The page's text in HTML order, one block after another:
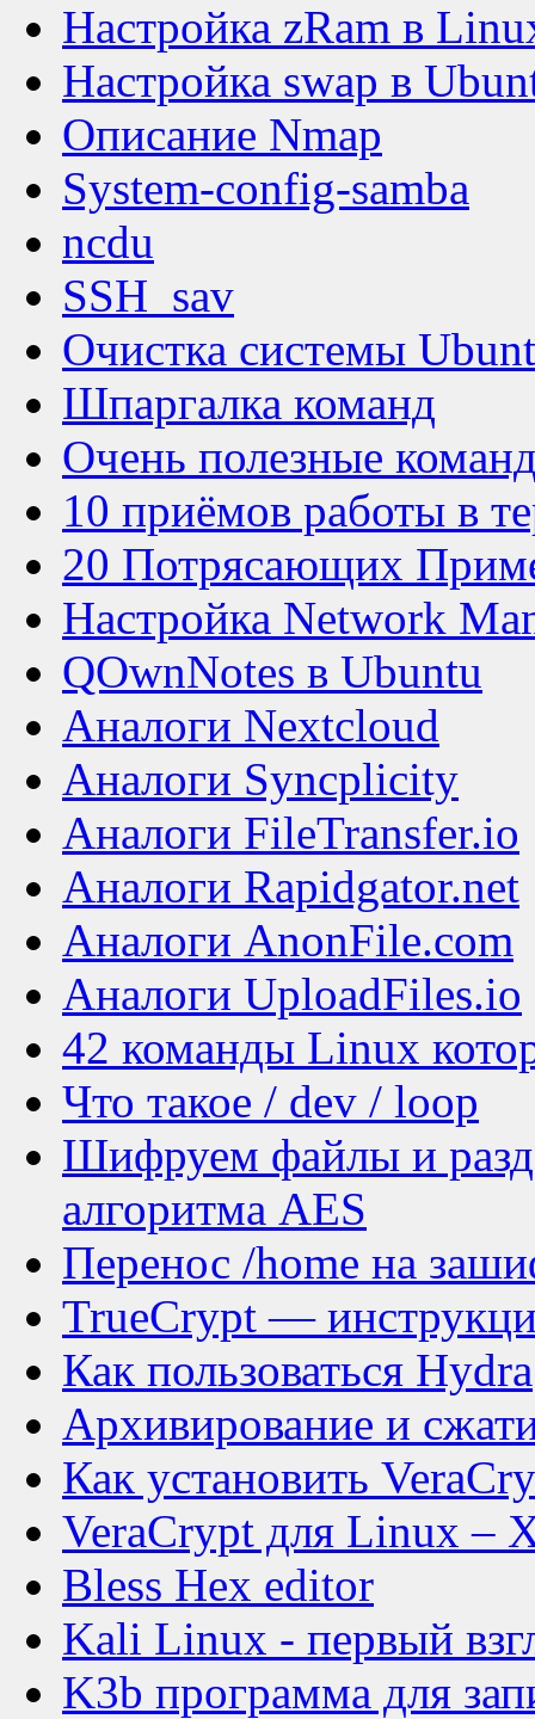
Настройка zRam в
Настройка swap в
Описание Nmap
System-config-samba
ncdu
SSH_sav
Очистка системы
Шпаргалка команд
Очень полезные
10 приёмов работы в
20 Потрясающих
Настройка Network
QOwnNotes в Ubuntu
Аналоги Nextcloud
Аналоги Syncplicity
Аналоги FileTransfer.io
Аналоги Rapidgator.net
Аналоги AnonFile.com
Аналоги UploadFiles.io
42 команды Linux
Что такое / dev / loop
Шифруем файлы и
алгоритма AES
Перенос /home на
TrueCrypt —
Как пользоваться Hydra
Архивирование и
Как установить
VeraCrypt для Linux –
Bless Hex editor
Kali Linux - первый
K3b программа для